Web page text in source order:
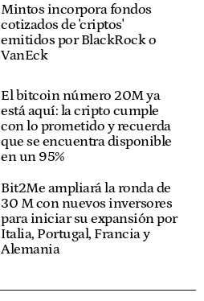
Mintos incorpora fondos
cotizados de 'criptos'
emitidos por BlackRock o
VanEck
El bitcoin número 20M ya
está aquí: la cripto cumple
con lo prometido y recuerda
que se encuentra disponible
en un 95%
Bit2Me ampliará la ronda de
30 M con nuevos inversores
para iniciar su expansión por
Italia, Portugal, Francia y
Alemania